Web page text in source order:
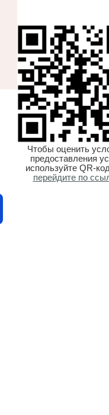
Чтобы оценить
предоставления
используйте QR-
перейдите по